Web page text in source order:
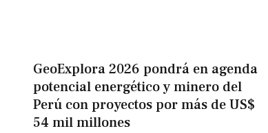
GeoExplora 2026 pondrá en agenda
potencial energético y minero del
Perú con proyectos por más de US$
54 mil millones